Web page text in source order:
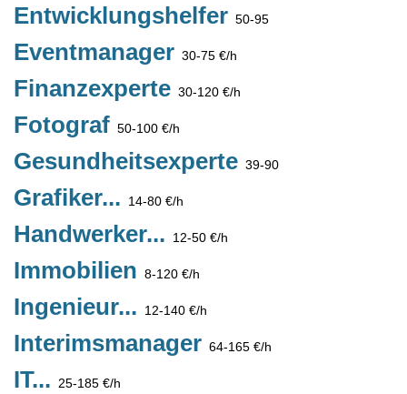
Entwicklungshelfer 50-95
Eventmanager 30-75 €/h
Finanzexperte 30-120 €/h
Fotograf 50-100 €/h
Gesundheitsexperte 39-90
Grafiker... 14-80 €/h
Handwerker... 12-50 €/h
Immobilien 8-120 €/h
Ingenieur... 12-140 €/h
Interimsmanager 64-165 €/h
IT... 25-185 €/h